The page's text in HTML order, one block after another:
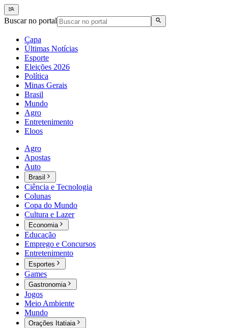
Buscar no portal
Capa
Últimas Notícias
Esporte
Eleições 2026
Política
Minas Gerais
Brasil
Mundo
Agro
Entretenimento
Eloos
Agro
Apostas
Auto
Brasil
Ciência e Tecnologia
Colunas
Copa do Mundo
Cultura e Lazer
Economia
Educação
Emprego e Concursos
Entretenimento
Esportes
Games
Gastronomia
Jogos
Meio Ambiente
Mundo
Orações Itatiaia